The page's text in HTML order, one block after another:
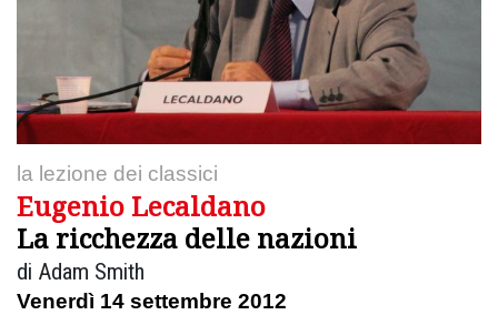
la lezione dei classici
Eugenio Lecaldano
La ricchezza delle nazioni
di Adam Smith
Venerdì 14 settembre 2012